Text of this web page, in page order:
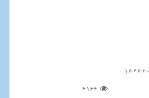
16:46:20
4164